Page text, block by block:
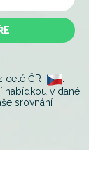
celé ČR
.
nabídkou v dané
srovnání